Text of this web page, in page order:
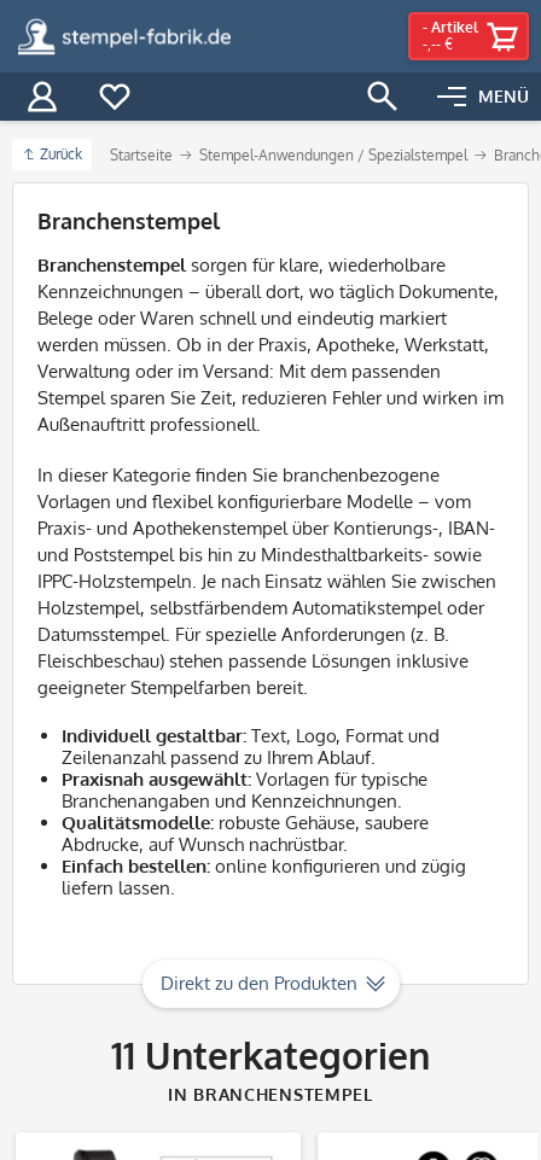
MENÜ
- Artikel
-,-- €
Zurück Startseite Stempel-Anwendungen / Spezialstempel
Filter
Branchenstempel
Branchenstempelsorgen für klare, wiederholbare
Kennzeichnungen – überall dort, wo täglich Dokumente,
Belege oder Waren schnell und eindeutig markiert
werden müssen. Ob in der Praxis, Apotheke, Werkstatt,
Verwaltung oder im Versand: Mit dem passenden
Stempel sparen Sie Zeit, reduzieren Fehler und wirken im
Außenauftritt professionell.
In dieser Kategorie finden Sie branchenbezogene
Vorlagen und flexibel konfigurierbare Modelle – vom
Praxis- und Apothekenstempel über Kontierungs-, IBAN-
und Poststempel bis hin zu Mindesthaltbarkeits- sowie
IPPC-Holzstempeln. Je nach Einsatz wählen Sie zwischen
Holzstempel, selbstfärbendem Automatikstempel oder
Datumsstempel. Für spezielle Anforderungen (z. B.
Fleischbeschau) stehen passende Lösungen inklusive
geeigneter Stempelfarben bereit.
Individuell gestaltbar: Text, Logo, Format und
Zeilenanzahl passend zu Ihrem Ablauf.
Praxisnah ausgewählt: Vorlagen für typische
Branchenangaben und Kennzeichnungen.
Qualitätsmodelle: robuste Gehäuse, saubere
Abdrucke, auf Wunsch nachrüstbar.
Einfach bestellen: online konfigurieren und zügig
liefern lassen.
Direkt zu den Produkten
11 Unterkategorien
IN BRANCHENSTEMPEL